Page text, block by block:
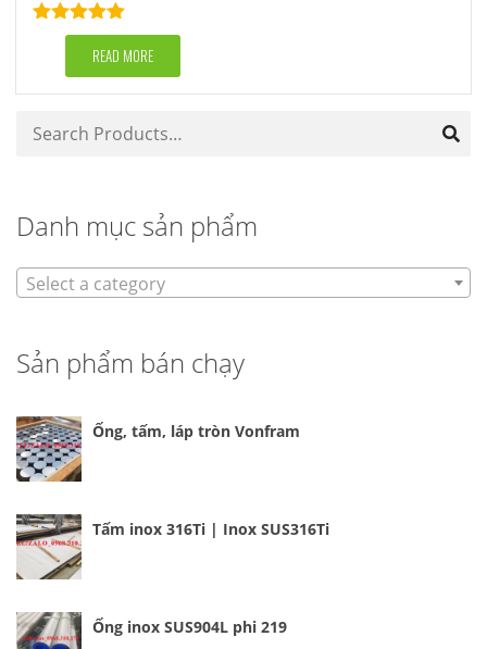
Rated5.00
out of 5READ MORE
Danh mục sản phẩm
Select a category
Sản phẩm bán chạy
Ống, tấm, láp tròn Vonfram
Tấm inox 316Ti | Inox SUS316Ti
Ống inox SUS904L phi 219